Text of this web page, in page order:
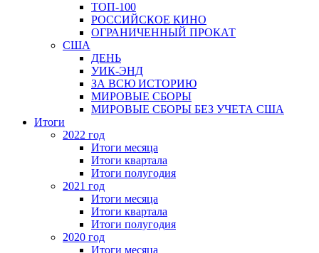
ТОП-100
РОССИЙСКОЕ КИНО
ОГРАНИЧЕННЫЙ ПРОКАТ
США
ДЕНЬ
УИК-ЭНД
ЗА ВСЮ ИСТОРИЮ
МИРОВЫЕ СБОРЫ
МИРОВЫЕ СБОРЫ БЕЗ УЧЕТА США
Итоги
2022 год
Итоги месяца
Итоги квартала
Итоги полугодия
2021 год
Итоги месяца
Итоги квартала
Итоги полугодия
2020 год
Итоги месяца